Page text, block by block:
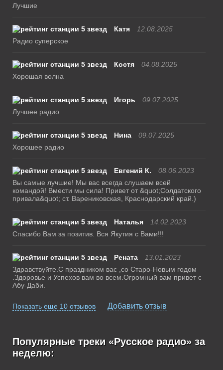
Лучшие
Катя
12.08.2025
Радио суперское
Костя
04.08.2025
Хорошая волна
Игорь
09.07.2025
Лучшее радио
Нина
09.07.2025
Хорошее радио
Евгений К.
08.06.2023
Вы самые лучшие! Мы вас всегда слушаем всей
командой! Вмести мы сила! Привет от &quot;Солдатского
привала&quot; ст. Варениковская, Краснодарский край.)
Наталья
14.02.2023
Спасибо Вам за позитив. Вся Якутия с Вами!!!
Рената
13.01.2023
Здравствуйте.С праздником вас ,со Старо-Новым годом
.Здоровье и Успехов вам во всем.Огромный вам привет с
Абу-Даби.
Показать еще 10 отзывов Добавить отзыв
Популярные треки «Русское радио» за
неделю: